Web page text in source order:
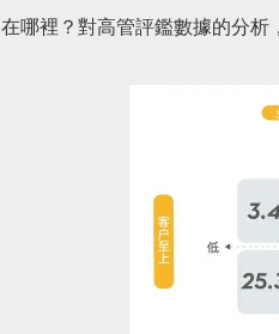
在哪裡？對高管評鑑數據的分析